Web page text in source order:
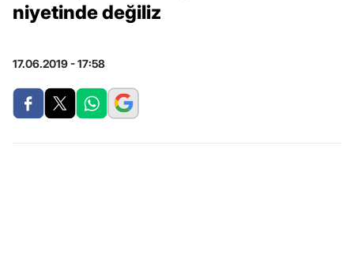
niyetinde değiliz
17.06.2019 - 17:58